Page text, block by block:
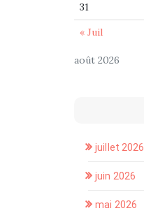
août 2026
31
« Juil
juillet 2026
juin 2026
mai 2026